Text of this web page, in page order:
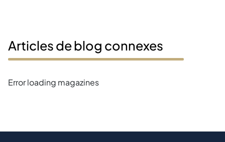
Articles de blog connexes
Error loading magazines